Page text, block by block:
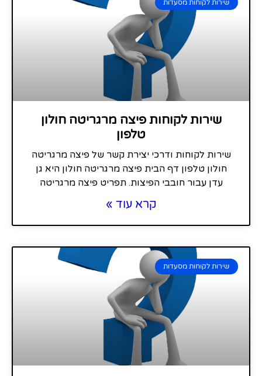
שירות לקוחות מסעדות
שירות לקוחות פיצה מרגריטה חולון
טלפון
שירות לקוחות ודרכי יצירת קשר של פיצה מרגריטה
חולון טלפון דף הבית פיצה מרגריטה חולון היא גן
עדן עבור חובבי הפיצות. תפריט פיצה מרגריטה
קרא עוד »
שירות לקוחות מסעדות